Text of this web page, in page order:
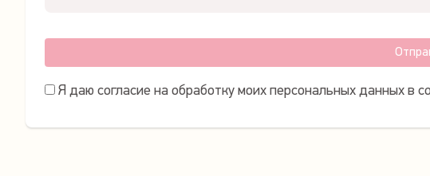
Я даю согласие на обработку моих персональных данных в